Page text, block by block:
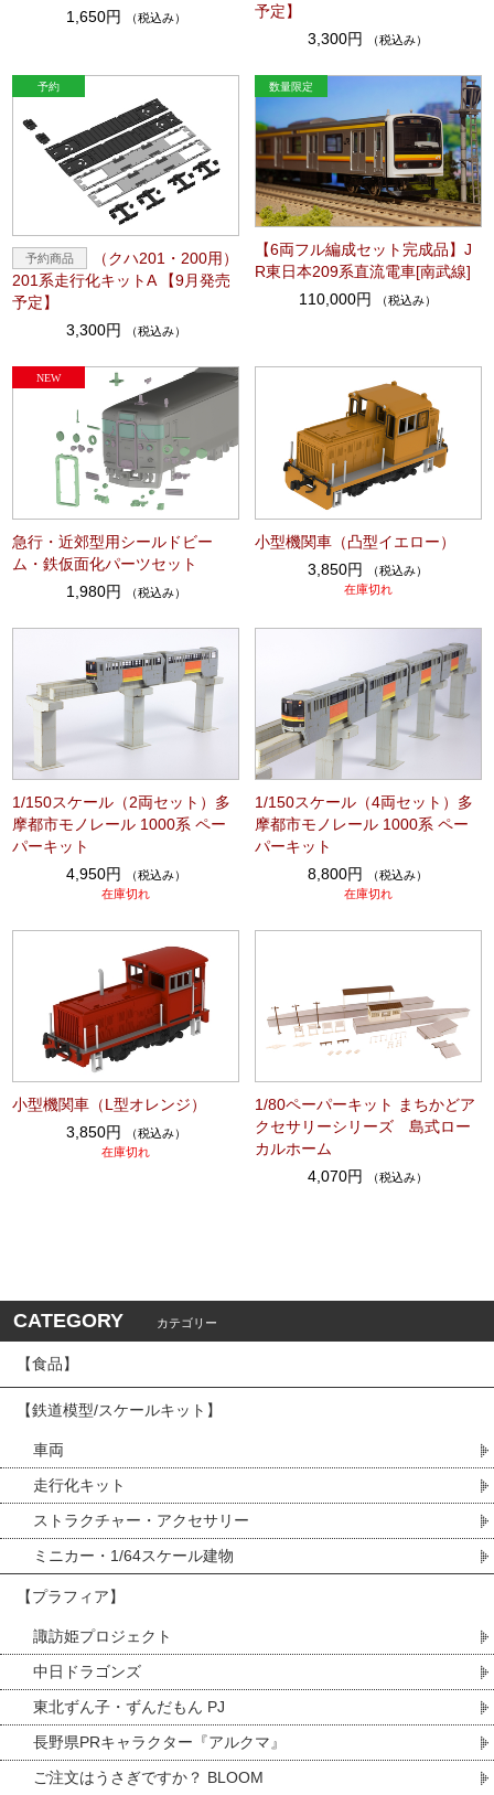
1,650円
（税込み）
予定】
3,300円
（税込み）
（クハ201・200用）
201系走行化キットA 【9月発売
予定】
3,300円
（税込み）
【6両フル編成セット完成品】J
R東日本209系直流電車[南武線]
110,000円
（税込み）
急行・近郊型用シールドビー
ム・鉄仮面化パーツセット
1,980円
（税込み）
小型機関車（凸型イエロー）
3,850円
（税込み）
在庫切れ
1/150スケール（2両セット）多
摩都市モノレール 1000系 ペー
パーキット
4,950円
（税込み）
在庫切れ
1/150スケール（4両セット）多
摩都市モノレール 1000系 ペー
パーキット
8,800円
（税込み）
在庫切れ
小型機関車（L型オレンジ）
3,850円
（税込み）
在庫切れ
1/80ペーパーキット まちかどア
クセサリーシリーズ 島式ロー
カルホーム
4,070円
（税込み）
CATEGORY カテゴリー
【食品】
【鉄道模型/スケールキット】
車両
走行化キット
ストラクチャー・アクセサリー
ミニカー・1/64スケール建物
【プラフィア】
諏訪姫プロジェクト
中日ドラゴンズ
東北ずん子・ずんだもん PJ
長野県PRキャラクター『アルクマ』
ご注文はうさぎですか？ BLOOM